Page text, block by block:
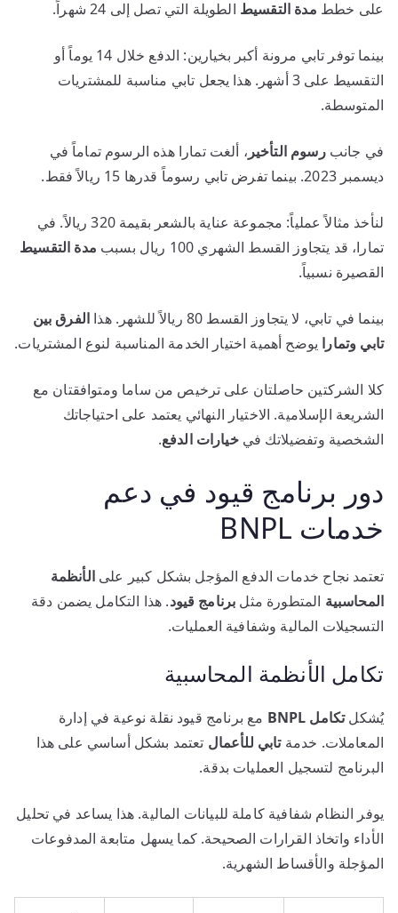
على خطط مدة التقسيط الطويلة التي تصل إلى 24 شهراً.
بينما توفر تابي مرونة أكبر بخيارين: الدفع خلال 14 يوماً أو
التقسيط على 3 أشهر. هذا يجعل تابي مناسبة للمشتريات
المتوسطة.
في جانبرسوم التأخير ، ألغت تمارا هذه الرسوم تماماً في
ديسمبر 2023. بينما تفرض تابي رسوماً قدرها 15 ريالاً فقط.
لنأخذ مثالاً عملياً: مجموعة عناية بالشعر بقيمة 320 ريالاً. في
تمارا، قد يتجاوز القسط الشهري 100 ريال بسبب
مدة التقسيط
القصيرة نسبياً.
بينما في تابي، لا يتجاوز القسط 80 ريالاً للشهر. هذا
الفرق بين
تابي وتمارا يوضح أهمية اختيار الخدمة المناسبة لنوع المشتريات.
كلا الشركتين حاصلتان على ترخيص من ساما ومتوافقتان مع
الشريعة الإسلامية. الاختيار النهائي يعتمد على احتياجاتك
الشخصية وتفضيلاتك فيخيارات الدفع.
دور برنامج قيود في دعم
خدمات BNPL
تعتمد نجاح خدمات الدفع المؤجل بشكل كبير علىالأنظمة
المحاسبية المتطورة مثل برنامج قيود. هذا التكامل يضمن دقة
التسجيلات المالية وشفافية العمليات.
تكامل الأنظمة المحاسبية
يُشكلتكامل BNPL
مع برنامج قيود نقلة نوعية في إدارة
المعاملات. خدمةتابي للأعمال تعتمد بشكل أساسي على هذا
البرنامج لتسجيل العمليات بدقة.
يوفر النظام شفافية كاملة للبيانات المالية. هذا يساعد في تحليل
الأداء واتخاذ القرارات الصحيحة. كما يسهل متابعة المدفوعات
المؤجلة والأقساط الشهرية.